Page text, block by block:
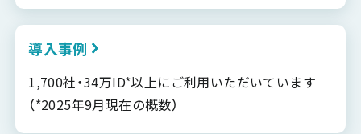
導入事例
1,700社・34万ID*以上にご利用いただいています
（*2025年9月現在の概数）